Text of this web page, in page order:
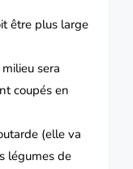
être plus large
sera
coupés en
(elle va
légumes de